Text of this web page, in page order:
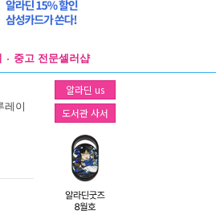
중고 전문셀러샵
알라딘 us
도서관 사서
레이